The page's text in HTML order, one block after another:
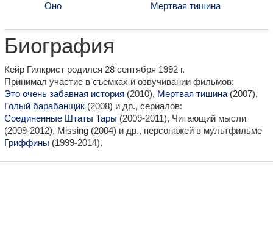
Оно Мертвая тишина
Биография
Кейр Гилкрист родился 28 сентября 1992 г.
Принимал участие в съемках и озвучивании фильмов:
Это очень забавная история (2010), Мертвая тишина (2007),
Голый барабанщик (2008) и др., сериалов:
Соединенные Штаты Тары (2009-2011), Читающий мысли
(2009-2012), Missing (2004) и др., персонажей в мультфильме
Гриффины (1999-2014).